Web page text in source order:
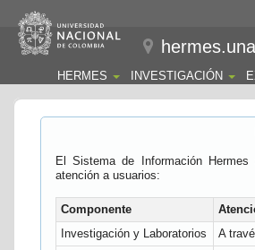
HERMES INVESTIGACIÓN
El Sistema de Información
atención a usuarios:
Componente
Investigación y Laboratorios
A